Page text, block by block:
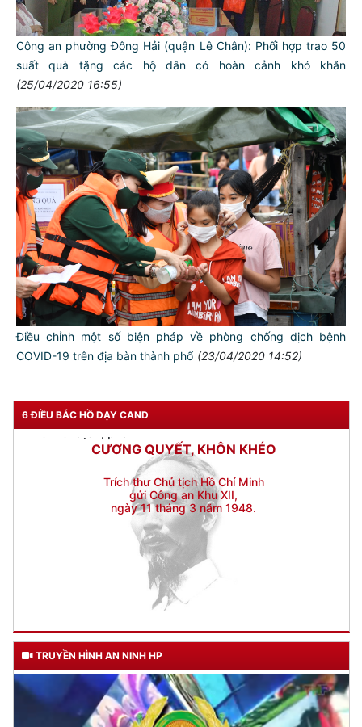
Công an phường Đông Hải (quận Lê Chân): Phối hợp trao 50
suất quà tặng các hộ dân có hoàn cảnh khó khăn
(25/04/2020 16:55)
Điều chỉnh một số biện pháp về phòng chống dịch bệnh
COVID-19 trên địa bàn thành phố (23/04/2020 14:52)
6 ĐIỀU BÁC HỒ DẠY CAND
NGƯỜI CÔNG AN CÁCH MỆNH LÀ:
Đối với tự mình, phải
CẦN, KIỆM, LIÊM, CHÍNH
Đối với đồng sự, phải
THÂN ÁI GIÚP ĐỠ
Đối với chính phủ, phải
TUYỆT ĐỐI TRUNG THÀNH
Đối với nhân dân, phải
KÍNH TRỌNG LỄ PHÉP
Đối với công việc, phải
TẬN TỤY
Trích thư Chủ tịch Hồ Chí Minh
ngày 11 tháng 3 năm 1948.
TRUYỀN HÌNH AN NINH HP